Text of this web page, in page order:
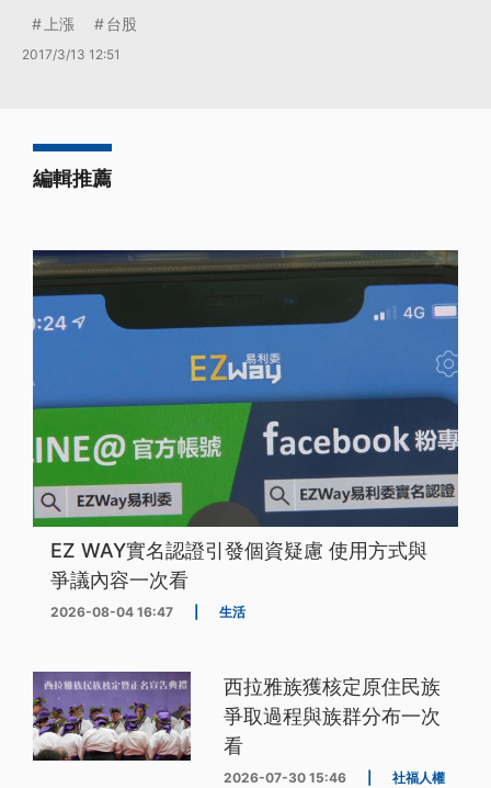
上漲 台股
2017/3/13 12:51
編輯推薦
EZ WAY實名認證引發個資疑慮 使用方式與
爭議內容一次看
2026-08-04 16:47 生活
西拉雅族獲核定原住民族
爭取過程與族群分布一次
看
2026-07-30 15:46 社福人權